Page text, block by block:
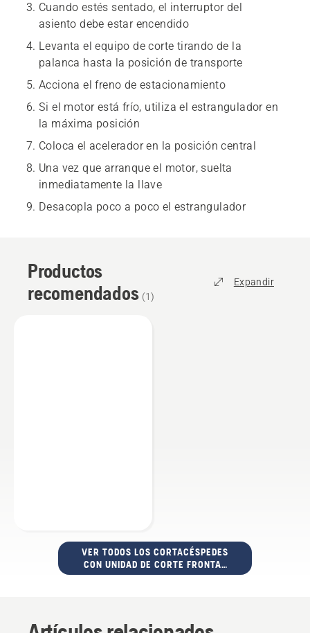
Cuando estés sentado, el interruptor del
asiento debe estar encendido
Levanta el equipo de corte tirando de la
palanca hasta la posición de transporte
Acciona el freno de estacionamiento
Si el motor está frío, utiliza el estrangulador en
la máxima posición
Coloca el acelerador en la posición central
Una vez que arranque el motor, suelta
inmediatamente la llave
Desacopla poco a poco el estrangulador
Productos
recomendados (1)
Expandir
VER TODOS LOS CORTACÉSPEDES
CON UNIDAD DE CORTE FRONTAL
Y ASIENTO